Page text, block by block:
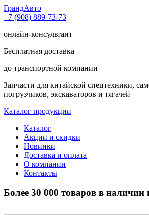
ГрандАвто
+7 (908) 889-73-73
онлайн-консультант
Бесплатная доставка
до транспортной компании
Запчасти для китайской спецтехники,
погрузчиков, экскаваторов и тягачей
Каталог продукции
Каталог
Акции и скидки
Новинки
Доставка и оплата
О компании
Контакты
Более 30 000 товаров в наличии